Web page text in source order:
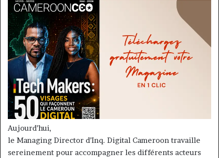
Aujourd’hui,
le Managing Director d’Inq. Digital Cameroon travaille
sereinement pour accompagner les différents acteurs